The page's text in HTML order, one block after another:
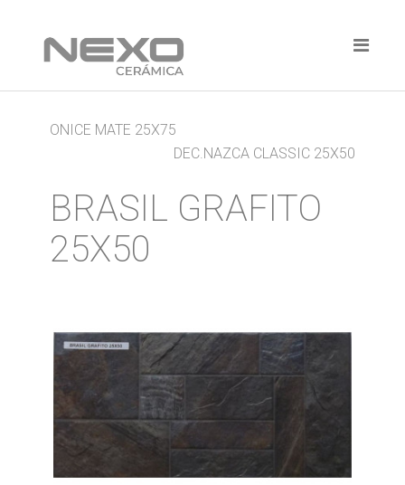
ONICE MATE 25X75
DEC.NAZCA CLASSIC 25X50
BRASIL GRAFITO
25X50